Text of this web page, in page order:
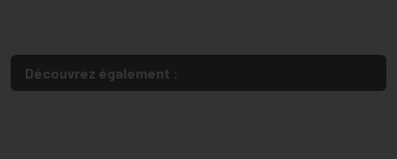
Découvrez également :